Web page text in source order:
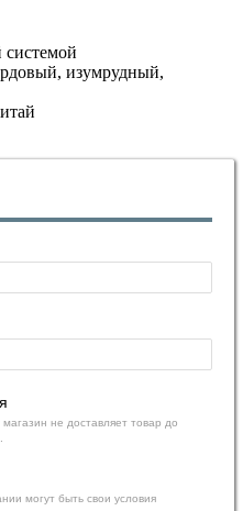
изумрудный,
не доставляет товар до
могут быть свои условия